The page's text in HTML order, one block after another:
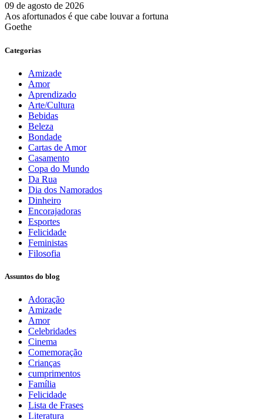
09 de agosto de 2026
Aos afortunados é que cabe louvar a fortuna
Goethe
Categorias
Amizade
Amor
Aprendizado
Arte/Cultura
Bebidas
Beleza
Bondade
Cartas de Amor
Casamento
Copa do Mundo
Da Rua
Dia dos Namorados
Dinheiro
Encorajadoras
Esportes
Felicidade
Feministas
Filosofia
Assuntos do blog
Adoração
Amizade
Amor
Celebridades
Cinema
Comemoração
Crianças
cumprimentos
Família
Felicidade
Lista de Frases
Literatura